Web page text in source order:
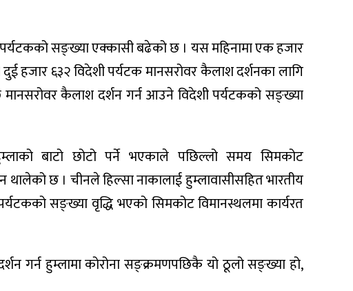
पर्यटकको सङ्ख्या एक्कासी बढेको छ । यस महिनामा एक हजार
हजार ६३२ विदेशी पर्यटक मानसरोवर कैलाश दर्शनका लागि
कैलाश दर्शन गर्न आउने विदेशी पर्यटकको सङ्ख्या
बाटो छोटो पर्ने भएकाले पछिल्लो समय सिमकोट
थालेको छ । चीनले हिल्सा नाकालाई हुम्लावासीसहित भारतीय
सङ्ख्या वृद्धि भएको सिमकोट विमानस्थलमा कार्यरत
गर्न हुम्लामा कोरोना सङ्क्रमणपछिकै यो ठूलो सङ्ख्या हो,